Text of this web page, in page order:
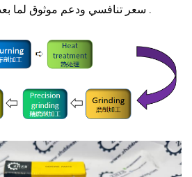
.